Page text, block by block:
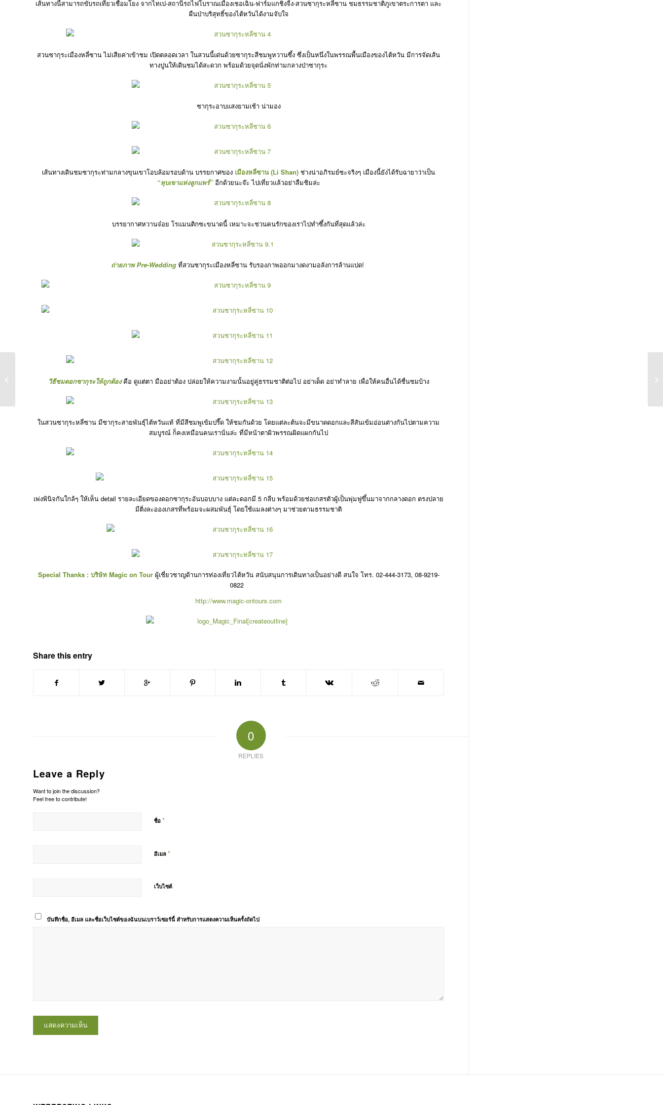
เส้นทางนี้สามารถขับรถเที่ยวเชื่อมโยง จากไทเป-สถานีรถไฟโบราณเมืองเชอเฉิน-ฟาร์มแกชิงจิ้ง-สวนซากุระหลี่ซาน ชมธรรมชาติภูเขาตระการตา และ
ผืนป่าบริสุทธิ์ของไต้หวันได้งามจับใจ
สวนซากุระเมืองหลี่ซาน ไม่เสียค่าเข้าชม เปิดตลอดเวลา ในสวนนี้เด่นด้วยซากุระสีชมพูหวานซึ้ง ซึ่งเป็นหนึ่งในพรรณพื้นเมืองของไต้หวัน มีการจัดเส้น
ทางปูนให้เดินชมได้สะดวก พร้อมด้วยจุดนั่งพักท่ามกลางป่าซากุระ
ซากุระอาบแสงยามเช้า น่ามอง
เส้นทางเดินชมซากุระท่ามกลางขุนเขาโอบล้อมรอบด้าน บรรยกาศของ เมืองหลี่ซาน (Li Shan) ช่างน่าอภิรมย์ซะจริงๆ เมืองนี้ยังได้รับฉายาว่าเป็น
“หุบเขาแห่งลูกแพร์” อีกด้วยนะจ๊ะ ไปเที่ยวแล้วอย่าลืมชิมล่ะ
บรรยากาศหวานจ๋อย โรแมนติกซะขนาดนี้ เหมาะจะชวนคนรักของเราไปทำซึ้งกันที่สุดแล้วล่ะ
ถ่ายภาพ Pre-Wedding ที่สวนซากุระเมืองหลี่ซาน รับรองภาพออกมางดงามอลังการล้านแปด!
วิธีชมดอกซากุระให้ถูกต้อง คือ ดูแต่ตา มืออย่าต้อง ปล่อยให้ความงามนั้นอยู่คู่ธรรมชาติต่อไป อย่าเด็ด อย่าทำลาย เพื่อให้คนอื่นได้ชื่นชมบ้าง
ในสวนซากุระหลี่ซาน มีซากุระสายพันธุ์ไต้หวันแท้ ที่มีสีชมพูเข้มปรี๊ด ให้ชมกันด้วย โดยแต่ละต้นจะมีขนาดดอกและสีสันเข้มอ่อนต่างกันไปตามความ
สมบูรณ์ ก็คงเหมือนคนเรานั่นล่ะ ที่มีหน้าตาผิวพรรณผิดแผกกันไป
เพ่งพินิจกันใกล้ๆ ให้เห็น detail รายละเอียดของดอกซากุระอันบอบบาง แต่ละดอกมี 5 กลีบ พร้อมด้วยช่อเกสรตัวผู้เป็นพุ่มฟูขึ้นมาจากกลางดอก ตรงปลาย
มีติ่งละอองเกสรที่พร้อมจะผสมพันธุ์ โดยใช้แมลงต่างๆ มาช่วยตามธรรมชาติ
Special Thanks: บริษัท Magic on Tourผู้เชี่ยวชาญด้านการท่องเที่ยวไต้หวัน สนับสนุนการเดินทางเป็นอย่างดี สนใจ โทร. 02-444-3173, 08-9219-
0822
http://www.magic-ontours.com
Share this entry
0
REPLIES
Leave a Reply
Want to join the discussion?
Feel free to contribute!
ชื่อ *
อีเมล *
เว็บไซต์
บันทึกชื่อ, อีเมล และชื่อเว็บไซต์ของฉันบนเบราว์เซอร์นี้ สำหรับการแสดงความเห็นครั้งถัดไป
โบราณเมืองเช�...